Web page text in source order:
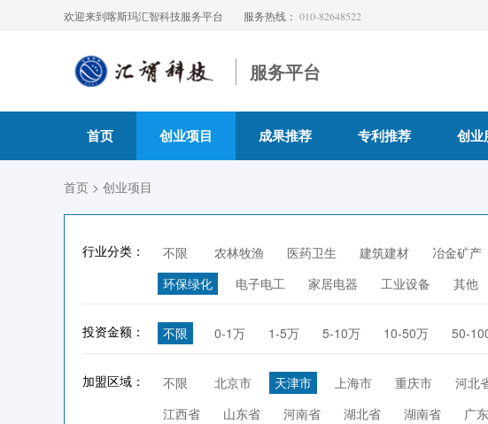
欢迎来到喀斯玛汇智科技服务平台 服务热线： 010-82648522
服务平台
首页 创业项目 成果推荐 专利推荐 创业
首页 > 创业项目
行业分类： 不限 农林牧渔 医药卫生 建筑建材 冶金矿产
环保绿化
电子电工 家居电器 工业设备 其他
投资金额： 不限 0-1万 1-5万 5-10万 10-50万 50-
加盟区域： 不限 北京市 天津市 上海市 重庆市 河北
江西省
山东省 河南省 湖北省 湖南省 广